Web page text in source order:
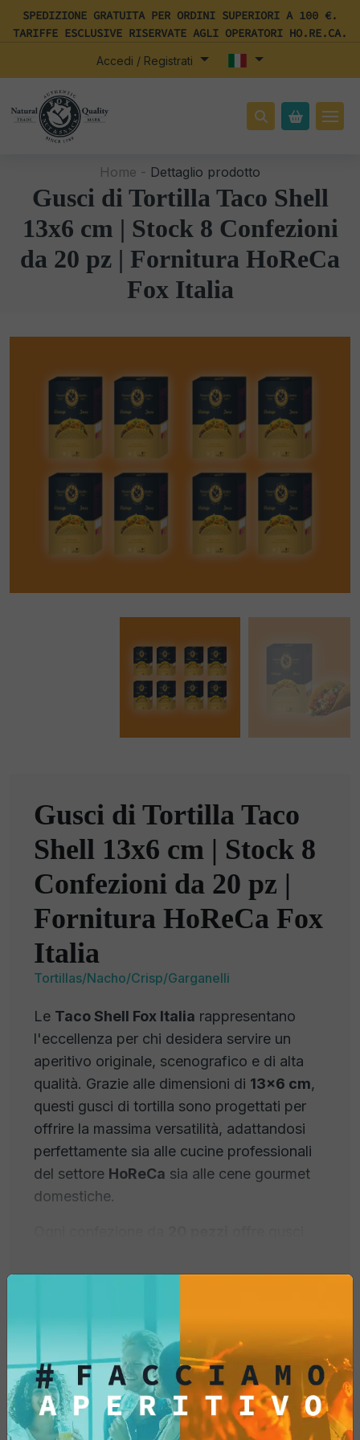
SPEDIZIONE GRATUITA PER ORDINI SUPERIORI A 100 €.
TARIFFE ESCLUSIVE RISERVATE AGLI OPERATORI HO.RE.CA.
Accedi / Registrati
Home - Dettaglio prodotto
Gusci di Tortilla Taco Shell
13x6 cm | Stock 8 Confezioni
da 20 pz | Fornitura HoReCa
Fox Italia
Gusci di Tortilla Taco
Shell 13x6 cm | Stock 8
Confezioni da 20 pz |
Fornitura HoReCa Fox
Italia
Tortillas/Nacho/Crisp/Garganelli
Le Taco Shell Fox Italia rappresentano
l'eccellenza per chi desidera servire un
aperitivo originale, scenografico e di alta
qualità. Grazie alle dimensioni di 13x6 cm,
questi gusci di tortilla sono progettati per
offrire la massima versatilità, adattandosi
perfettamente sia alle cucine professionali
del settore HoReCa sia alle cene gourmet
domestiche.
mantenere la forma e la consistenza anche
Perché scegliere le Taco
Shell professionali Fox
Italia?
Struttura Extra-Crunchy e Stabile:La
Informazioni prodotto